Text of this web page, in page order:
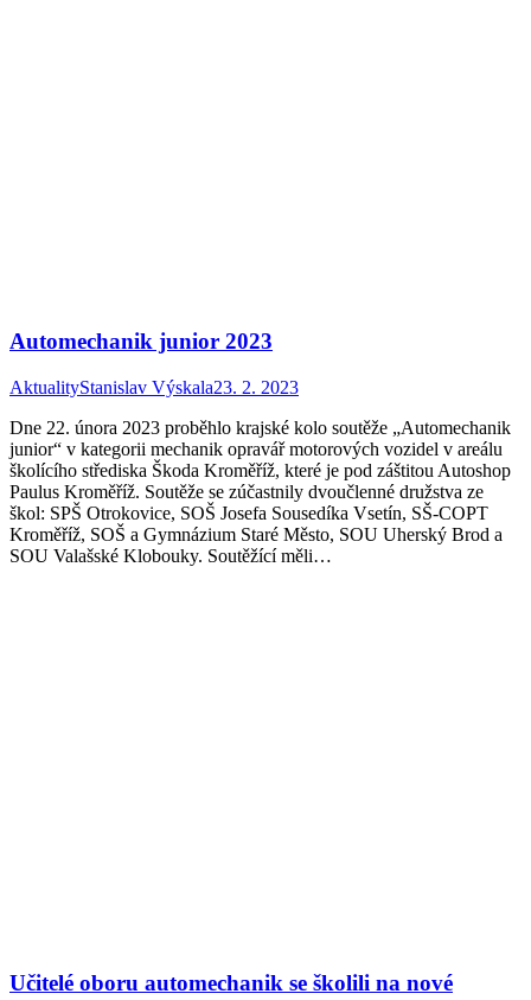
Automechanik junior 2023
AktualityStanislav Výskala23. 2. 2023
Dne 22. února 2023 proběhlo krajské kolo soutěže „Automechanik
junior“ v kategorii mechanik opravář motorových vozidel v areálu
školícího střediska Škoda Kroměříž, které je pod záštitou Autoshop
Paulus Kroměříž. Soutěže se zúčastnily dvoučlenné družstva ze
škol: SPŠ Otrokovice, SOŠ Josefa Sousedíka Vsetín, SŠ-COPT
Kroměříž, SOŠ a Gymnázium Staré Město, SOU Uherský Brod a
SOU Valašské Klobouky. Soutěžící měli…
Učitelé oboru automechanik se školili na nové